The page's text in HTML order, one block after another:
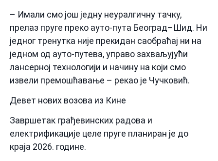
– Имали смо још једну неуралгичну тачку,
прелаз пруге преко ауто-пута Београд–Шид. Ни
једног тренутка није прекидан саобраћај ни на
једном од ауто-путева, управо захваљујући
лансерној технологији и начину на који смо
извели премошћавање – рекао је Чучковић.
Девет нових возова из Кине
Завршетак грађевинских радова и
електрификације целе пруге планиран је до
краја 2026. године.